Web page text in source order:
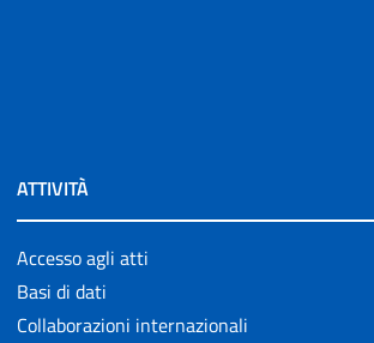
ATTIVITÀ
Accesso agli atti
Basi di dati
Collaborazioni internazionali